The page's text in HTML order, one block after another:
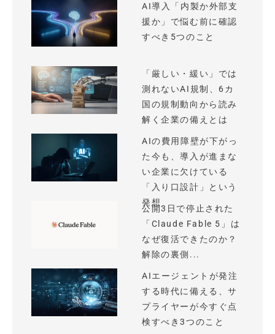
AI導入「内製か外部支
援か」で悩む前に確認
すべき5つのこと
「厳しい・緩い」では
測れないAI規制、6カ
国の規制動向から読み
解く企業の備えとは
AIの費用障壁が下がっ
た今も、導入が進まな
い企業に欠けている
「入り口設計」という
発想
公開3日で停止された
「Claude Fable 5」は
なぜ復活できたのか？
解除の裏側...
AIエージェントが発注
する時代に備える、サ
プライヤーが今すぐ点
検すべき3つのこと